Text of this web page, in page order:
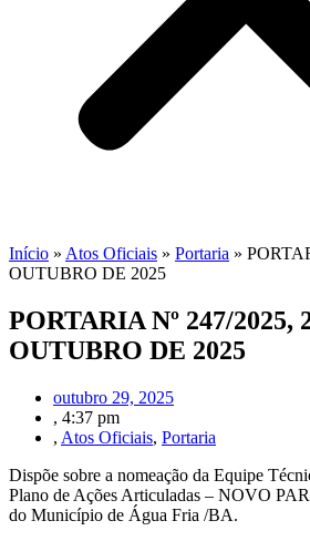
Início » Atos Oficiais » Portaria »
OUTUBRO DE 2025
PORTARIA Nº 247/2025,
OUTUBRO DE 2025
outubro 29, 2025
, 4:37 pm
, Atos Oficiais, Portaria
Dispõe sobre a nomeação da Equipe
Plano de Ações Articuladas – NOVO
do Município de Água Fria /BA.